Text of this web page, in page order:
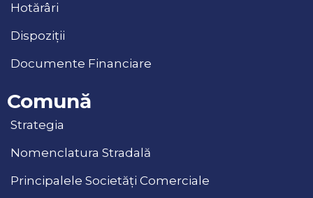
Hotărâri
Dispoziții
Documente Financiare
Comună
Strategia
Nomenclatura Stradală
Principalele Societăți Comerciale